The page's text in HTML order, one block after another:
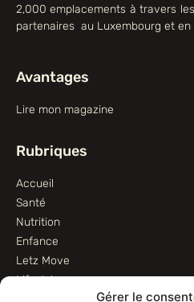
Gérer le
2,000 emplacements à travers
partenaires au Luxembourg et en
Avantages
Lire mon magazine
Rubriques
Accueil
Santé
Nutrition
Enfance
Letz Move
Lifestyle